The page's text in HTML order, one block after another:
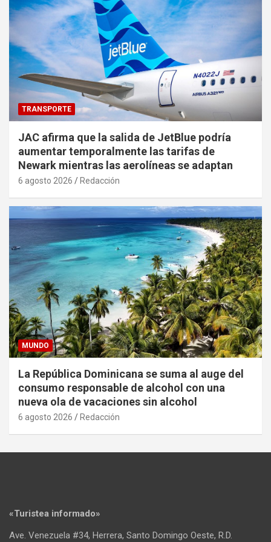
TRANSPORTE
JAC afirma que la salida de JetBlue podría
aumentar temporalmente las tarifas de
Newark mientras las aerolíneas se adaptan
6 agosto 2026 Redacción
MUNDO
La República Dominicana se suma al auge del
consumo responsable de alcohol con una
nueva ola de vacaciones sin alcohol
6 agosto 2026 Redacción
«Turistea informado»
Ave. Venezuela #34, Herrera, Santo Domingo Oeste, R.D.